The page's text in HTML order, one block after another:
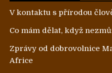
V kontaktu s přírodou
Co mám dělat, když
Zprávy od dobrovolnice
Africe